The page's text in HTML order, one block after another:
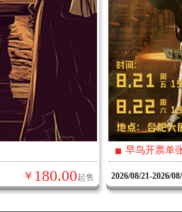
起售
180.00
￥
早鸟开票单
2026/08/21-2026/